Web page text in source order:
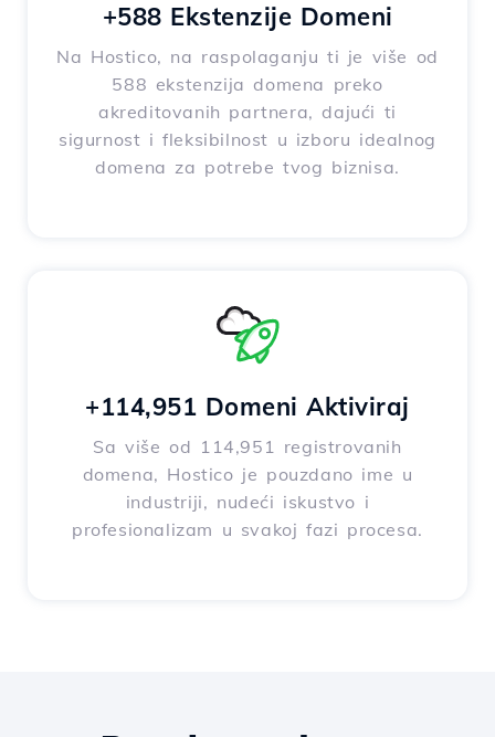
+588 Ekstenzije Domeni
Na Hostico, na raspolaganju ti je više od
588 ekstenzija domena preko
akreditovanih partnera, dajući ti
sigurnost i fleksibilnost u izboru idealnog
domena za potrebe tvog biznisa.
+114,951 Domeni Aktiviraj
Sa više od 114,951 registrovanih
domena, Hostico je pouzdano ime u
industriji, nudeći iskustvo i
profesionalizam u svakoj fazi procesa.